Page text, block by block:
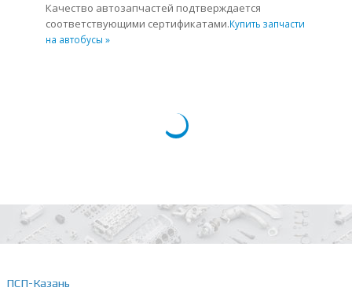
Качество автозапчастей подтверждается
соответствующими сертификатами.Купить запчасти
на автобусы »
ПСП-Казань